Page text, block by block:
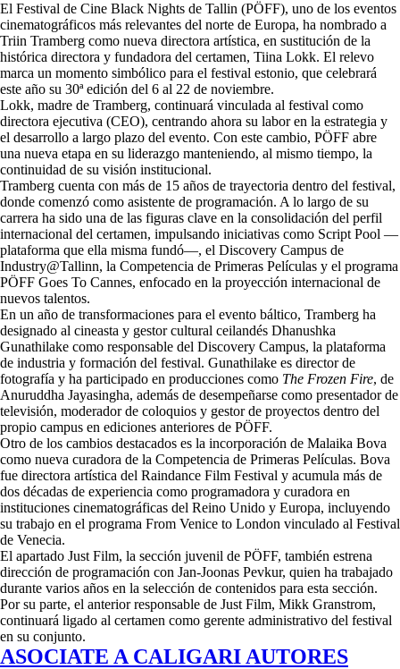
El Festival de Cine Black Nights de Tallin (PÖFF), uno de los eventos
cinematográficos más relevantes del norte de Europa, ha nombrado a
Triin Tramberg como nueva directora artística, en sustitución de la
histórica directora y fundadora del certamen, Tiina Lokk. El relevo
marca un momento simbólico para el festival estonio, que celebrará
este año su 30ª edición del 6 al 22 de noviembre.
Lokk, madre de Tramberg, continuará vinculada al festival como
directora ejecutiva (CEO), centrando ahora su labor en la estrategia y
el desarrollo a largo plazo del evento. Con este cambio, PÖFF abre
una nueva etapa en su liderazgo manteniendo, al mismo tiempo, la
continuidad de su visión institucional.
Tramberg cuenta con más de 15 años de trayectoria dentro del festival,
donde comenzó como asistente de programación. A lo largo de su
carrera ha sido una de las figuras clave en la consolidación del perfil
internacional del certamen, impulsando iniciativas como Script Pool —
plataforma que ella misma fundó—, el Discovery Campus de
Industry@Tallinn, la Competencia de Primeras Películas y el programa
PÖFF Goes To Cannes, enfocado en la proyección internacional de
nuevos talentos.
En un año de transformaciones para el evento báltico, Tramberg ha
designado al cineasta y gestor cultural ceilandés Dhanushka
Gunathilake como responsable del Discovery Campus, la plataforma
de industria y formación del festival. Gunathilake es director de
fotografía y ha participado en producciones como The Frozen Fire, de
Anuruddha Jayasingha, además de desempeñarse como presentador de
televisión, moderador de coloquios y gestor de proyectos dentro del
propio campus en ediciones anteriores de PÖFF.
Otro de los cambios destacados es la incorporación de Malaika Bova
como nueva curadora de la Competencia de Primeras Películas. Bova
fue directora artística del Raindance Film Festival y acumula más de
dos décadas de experiencia como programadora y curadora en
instituciones cinematográficas del Reino Unido y Europa, incluyendo
su trabajo en el programa From Venice to London vinculado al Festival
de Venecia.
El apartado Just Film, la sección juvenil de PÖFF, también estrena
dirección de programación con Jan-Joonas Pevkur, quien ha trabajado
durante varios años en la selección de contenidos para esta sección.
Por su parte, el anterior responsable de Just Film, Mikk Granstrom,
continuará ligado al certamen como gerente administrativo del festival
en su conjunto.
ASOCIATE A CALIGARI AUTORES